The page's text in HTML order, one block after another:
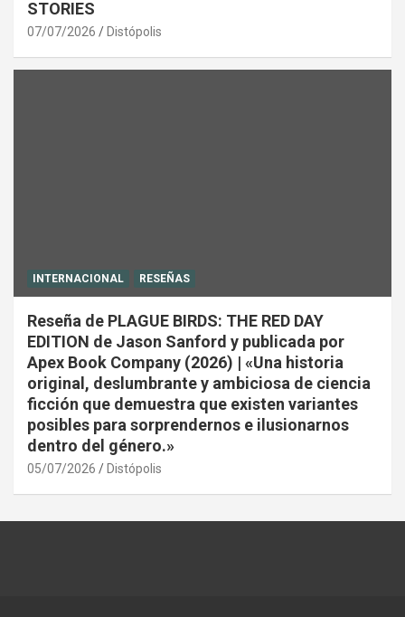
STORIES
07/07/2026 Distópolis
INTERNACIONAL RESEÑAS
Reseña de PLAGUE BIRDS: THE RED DAY
EDITION de Jason Sanford y publicada por
Apex Book Company (2026) | «Una historia
original, deslumbrante y ambiciosa de ciencia
ficción que demuestra que existen variantes
posibles para sorprendernos e ilusionarnos
dentro del género.»
05/07/2026 Distópolis